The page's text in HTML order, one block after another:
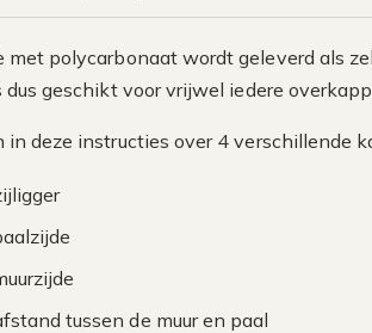
met polycarbonaat wordt geleverd als
dus geschikt voor vrijwel iedere
in deze instructies over 4 verschillende
tussen de muur en paal